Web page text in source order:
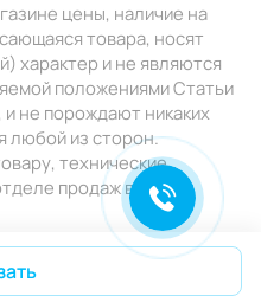
цены, наличие на
товара, носят
характер и не являются
положениями Статьи
и не порождают никаких
любой из сторон.
технические
продаж в день